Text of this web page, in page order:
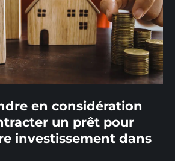
en considération
un prêt pour
investissement dans